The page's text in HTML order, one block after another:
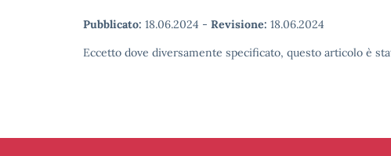
Pubblicato: 18.06.2024 - Revisione: 18.06.2024
Eccetto dove diversamente specificato, questo articolo è